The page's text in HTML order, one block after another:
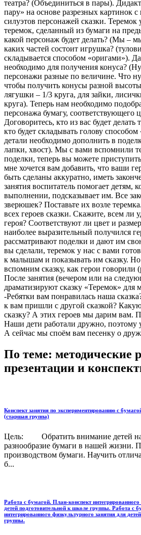
театра? (Объединиться в пары).
пару» на основе разрезных картинок
силуэтов персонажей сказки. Теремок
теремок, сделанный из бумаги на
какой персонаж будет делать? (Мы –
каких частей состоит игрушка?
складывается способом «оригами»).
необходимо для получения конуса?
персонажи разные по величине. Что
чтобы получить конусы разной
лягушки – 1/3 круга, для зайки,
круга). Теперь нам необходимо
персонажа бумагу, соответствующего
Договоритесь, кто из вас будет делать
кто будет складывать голову
детали необходимо дополнить в
лапки, хвост). Мы с вами вспомнили
поделки, теперь вы можете
мне хочется вам добавить, что ваши
быть сделаны аккуратно, иметь
занятия воспитатель помогает детям,
выполнении, подсказывает им. Все
зверюшек? Поставьте их возле
всех героев сказки. Скажите, всем ли
героя? Соответствуют ли цвет и
наиболее выразительный получился
рассматривают поделки и дают им
вы сделали, теремок у нас с вами
к малышам и показывать им сказку. Но
вспомним сказку, как герои говорили
После занятия (вечером или на
драматизируют сказку «Теремок» для
-Ребятки вам понравилась наша
к вам пришли с другой сказкой?
сказку? А этих героев мы дарим вам.
Наши дети работали дружно, поэтому
А сейчас мы споём вам песенку о
По теме: методические
презентации и
Конспект занятия по экспериментированию с
(старшая группа)
Цель: Обратить внимание детей на
разнообразие бумаги в нашей жизни.
производством бумаги. Научить
б...
Работа с бумагой. План-конспект
детей подготовительной к школе группы. Работа с
интегрированного физкультурного занятия для
группы.